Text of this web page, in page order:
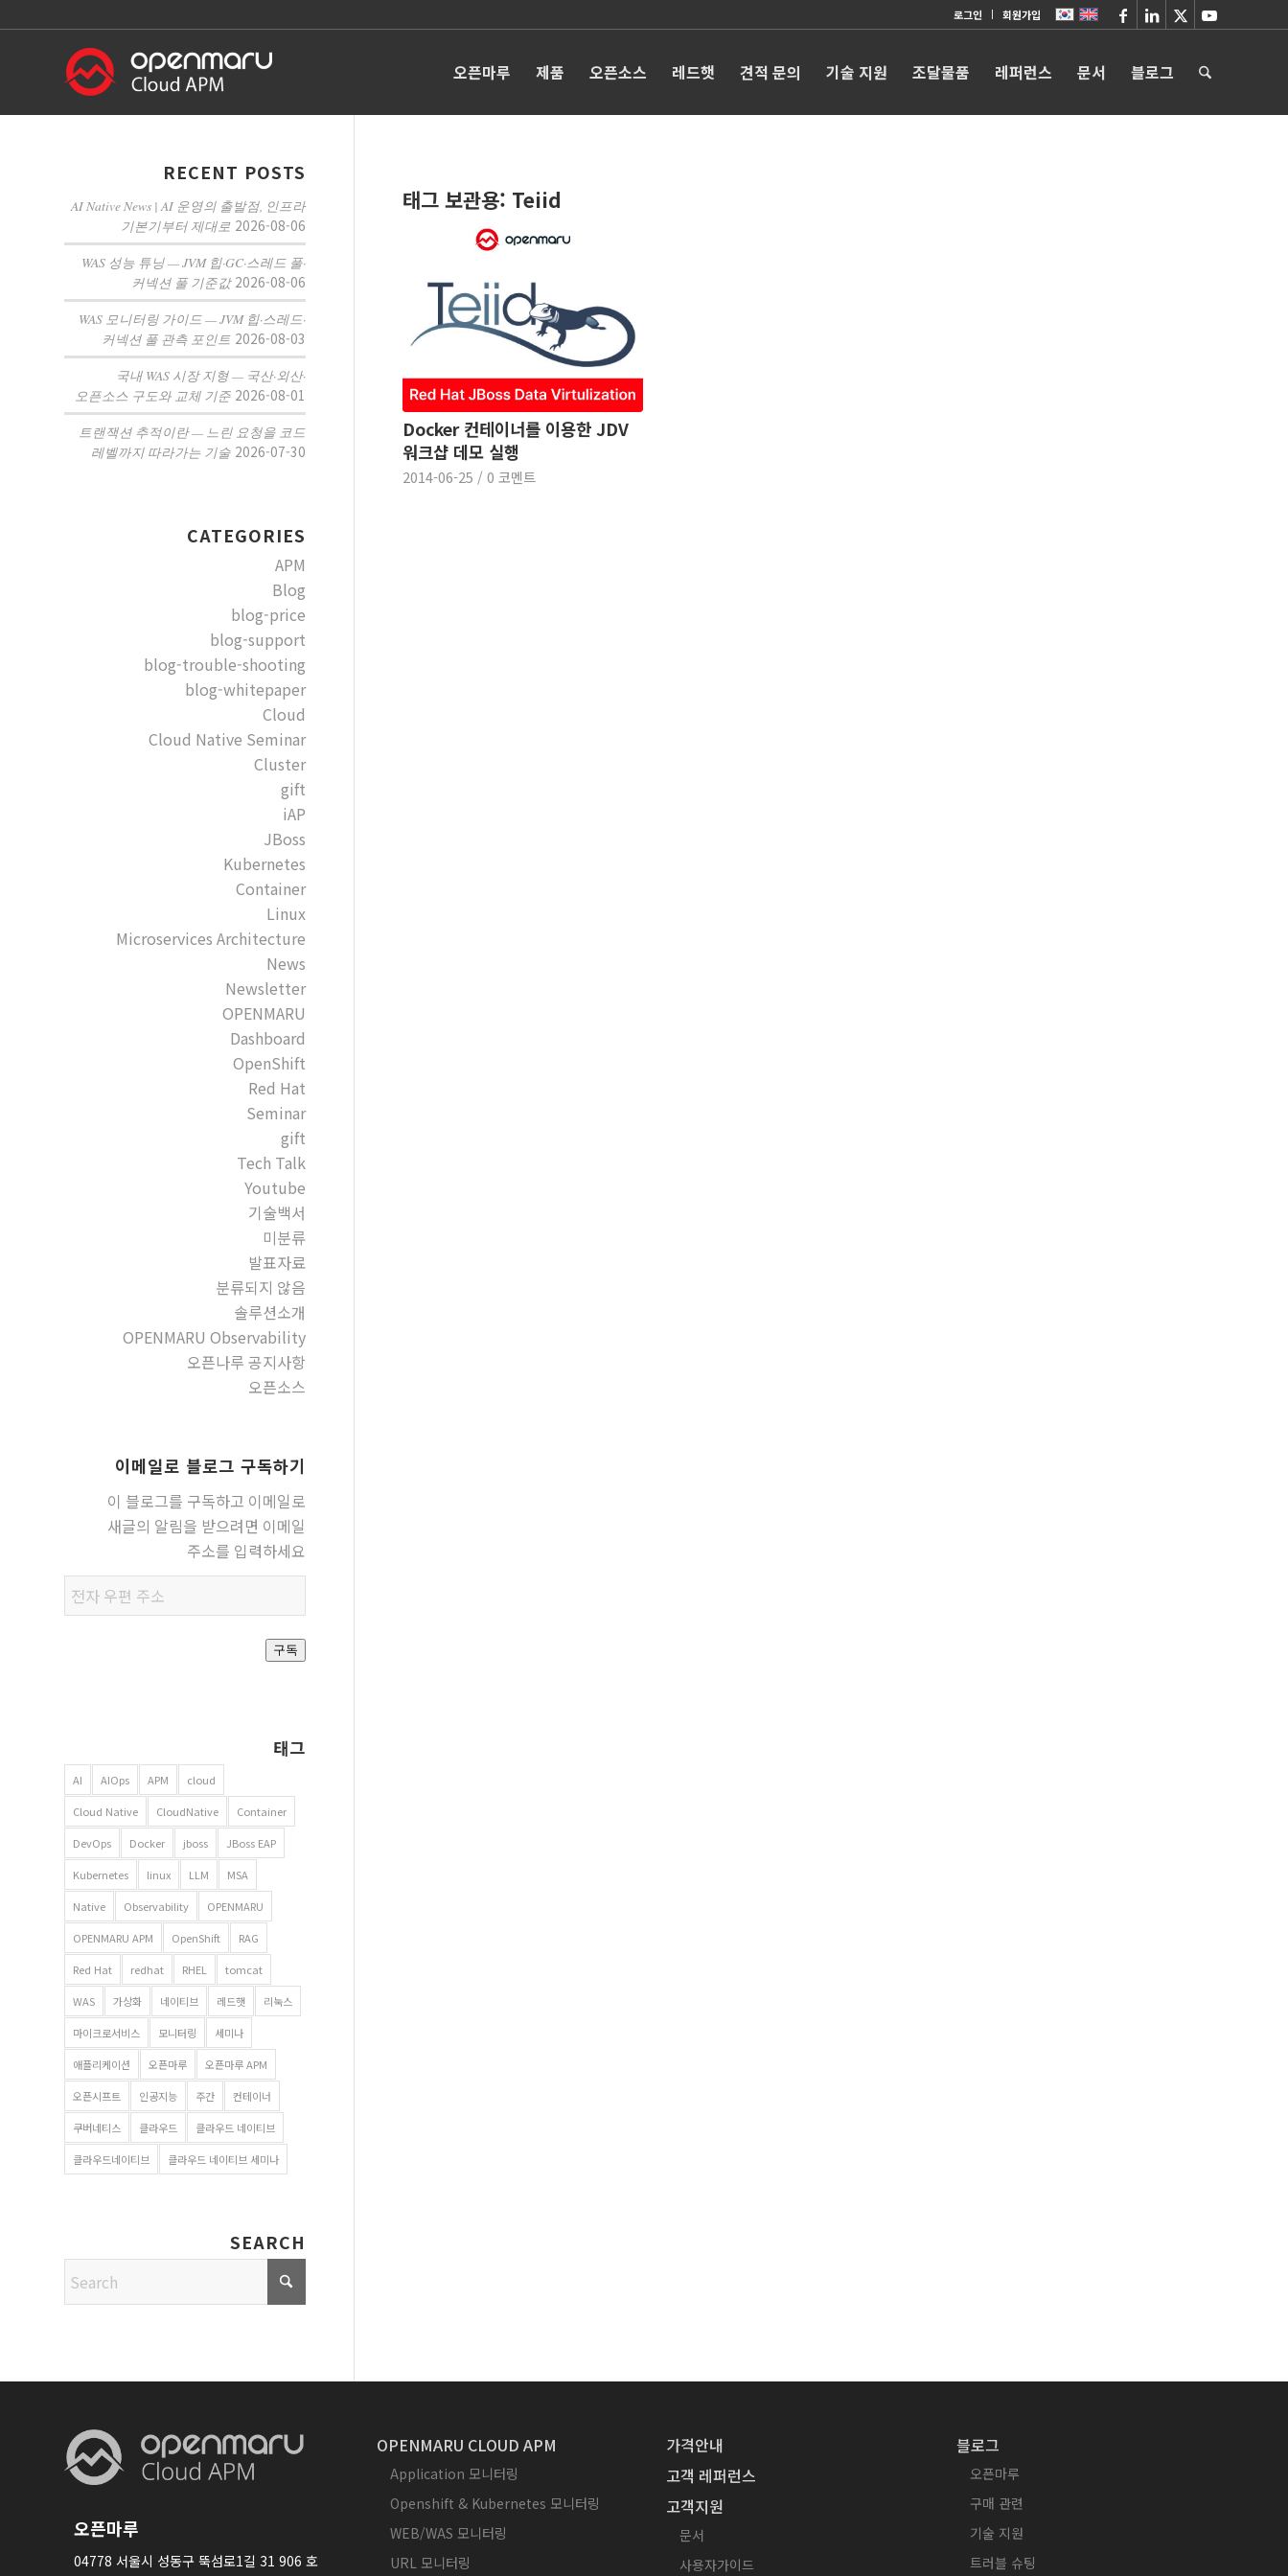
로그인 회원가입
오픈마루 제품 오픈소스 레드햇 견적 문의 기술 지원 조달물품 레퍼런스 문서 블로그
태그 보관용: Teiid
Docker 컨테이너를 이용한 JDV
워크샵 데모 실행
2014-06-25 / 0 코멘트
RECENT POSTS
AI Native News | AI 운영의 출발점, 인프라
기본기부터 제대로 2026-08-06
WAS 성능 튜닝 — JVM 힙·GC·스레드 풀·
커넥션 풀 기준값 2026-08-06
WAS 모니터링 가이드 — JVM 힙·스레드·
커넥션 풀 관측 포인트 2026-08-03
국내 WAS 시장 지형 — 국산·외산·
오픈소스 구도와 교체 기준 2026-08-01
트랜잭션 추적이란 — 느린 요청을 코드
레벨까지 따라가는 기술 2026-07-30
CATEGORIES
APM
Blog
blog-price
blog-support
blog-trouble-shooting
blog-whitepaper
Cloud
Cloud Native Seminar
Cluster
gift
iAP
JBoss
Kubernetes
Container
Linux
Microservices Architecture
News
Newsletter
OPENMARU
Dashboard
OpenShift
Red Hat
Seminar
gift
Tech Talk
Youtube
기술백서
미분류
발표자료
분류되지 않음
솔루션소개
OPENMARU Observability
오픈나루 공지사항
오픈소스
이메일로 블로그 구독하기
이 블로그를 구독하고 이메일로
새글의 알림을 받으려면 이메일
주소를 입력하세요
우편
주소
구독
태그
AI AIOps APM cloud
Cloud Native CloudNative Container
DevOps Docker jboss JBoss EAP
Kubernetes linux LLM MSA
Native Observability OPENMARU
OPENMARU APM OpenShift RAG
Red Hat redhat RHEL tomcat
WAS 가상화 네이티브 레드햇 리눅스
마이크로서비스 모니터링 세미나
애플리케이션 오픈마루 오픈마루 APM
오픈시프트 인공지능 주간 컨테이너
쿠버네티스 클라우드 클라우드 네이티브
클라우드네이티브 클라우드 네이티브 세미나
SEARCH
오픈마루
04778 서울시 성동구 뚝섬로1길 31 906 호
OPENMARU CLOUD APM
Application 모니터링
Openshift & Kubernetes 모니터링
WEB/WAS 모니터링
URL 모니터링
가격안내
고객 레퍼런스
고객지원
문서
사용자가이드
블로그
오픈마루
구매 관련
기술 지원
트러블 슈팅